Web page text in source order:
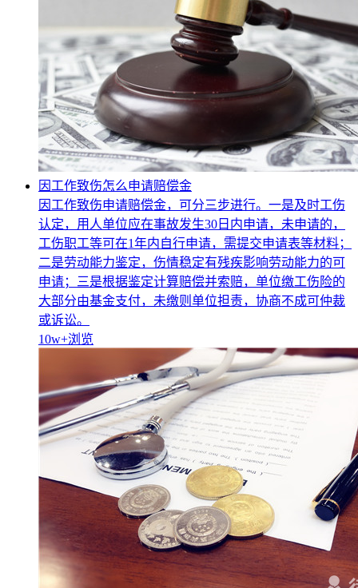
因工作致伤怎么申请赔偿金
因工作致伤申请赔偿金，可分三步进行。一是及时工伤
认定，用人单位应在事故发生30日内申请，未申请的，
工伤职工等可在1年内自行申请，需提交申请表等材料；
二是劳动能力鉴定，伤情稳定有残疾影响劳动能力的可
申请；三是根据鉴定计算赔偿并索赔，单位缴工伤险的
大部分由基金支付，未缴则单位担责，协商不成可仲裁
或诉讼。
10w+浏览